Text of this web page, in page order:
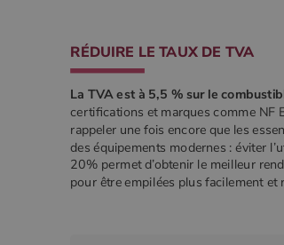
RÉDUIRE LE TAUX DE TVA
La TVA est à 5,5 % sur le
certifications et marques comme NF
rappeler une fois encore que les
des équipements modernes : éviter
20% permet d’obtenir le meilleur
pour être empilées plus facilement et